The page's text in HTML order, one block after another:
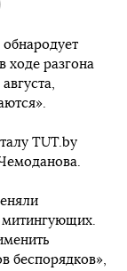
ходе разгона
TUT.by
митингующих.
беспорядков»,